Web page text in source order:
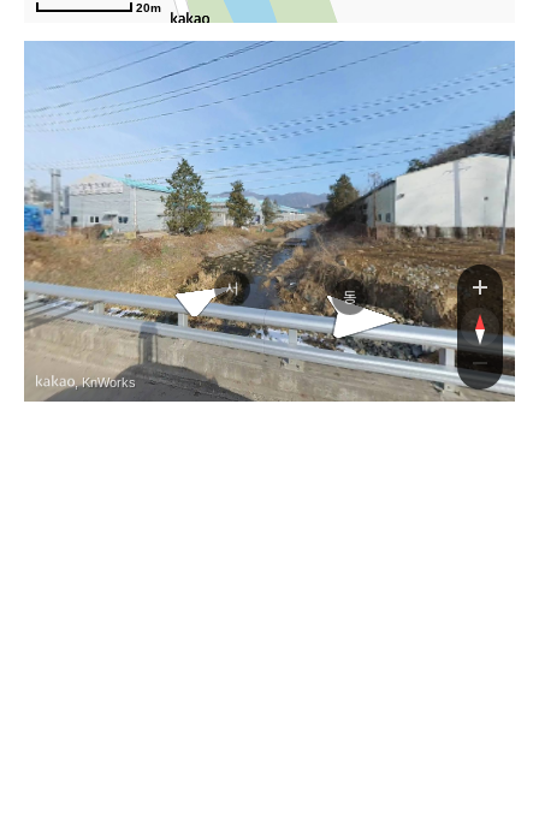
20m
담
담
서
동
, KnWorks